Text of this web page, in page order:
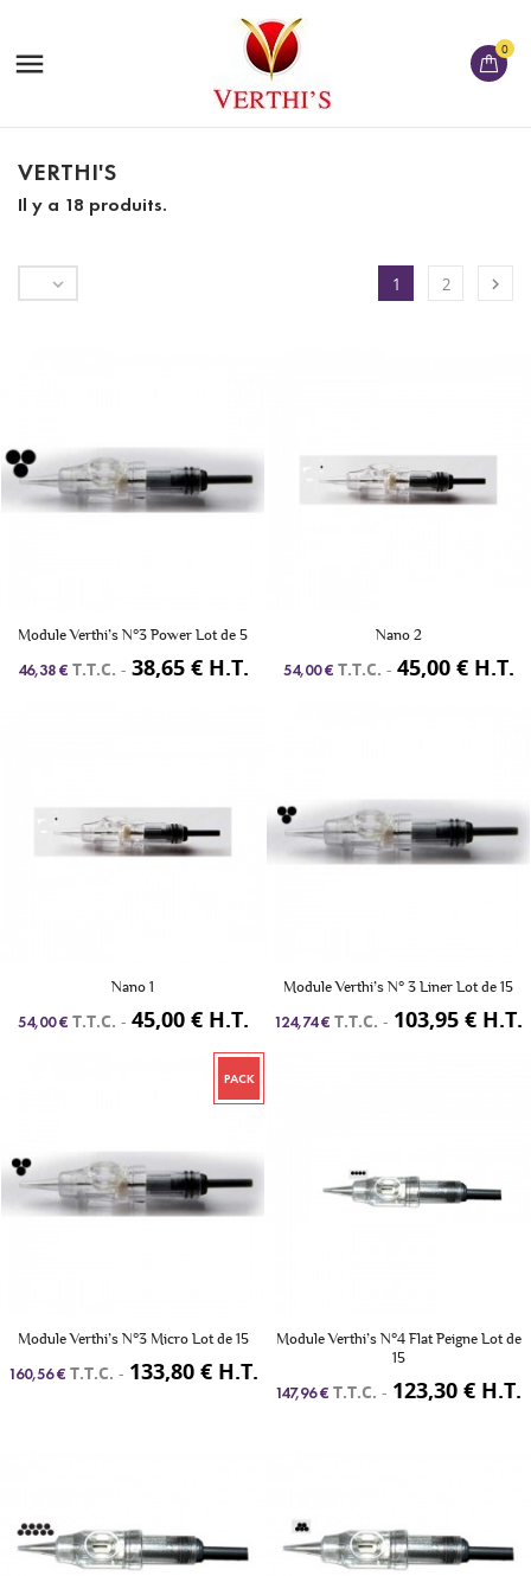
 0
VERTHI'S
Il y a 18 produits.
 1 2 
Module Verthi’s N°3 Power Lot de 5
46,38 € T.T.C. - 38,65 € H.T.
Nano 2
54,00 € T.T.C. - 45,00 € H.T.
Nano 1
54,00 € T.T.C. - 45,00 € H.T.
Module Verthi’s N° 3 Liner Lot de 15
124,74 € T.T.C. - 103,95 € H.T.
PACK
Module Verthi’s N°3 Micro Lot de 15
160,56 € T.T.C. - 133,80 € H.T.
Module Verthi’s N°4 Flat Peigne Lot de
15
147,96 € T.T.C. - 123,30 € H.T.